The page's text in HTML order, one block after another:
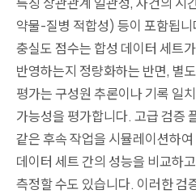
약물-질병 적합성) 등이 포함됩니
충실도 점수는 합성 데이터 세트
반영하는지 정량화하는 반면, 별
평가는 구성원 추론이나 기록 일
가능성을 평가합니다. 고급 검증
같은 후속 작업을 시뮬레이션하
데이터 세트 간의 성능을 비교하
측정할 수도 있습니다. 이러한 검